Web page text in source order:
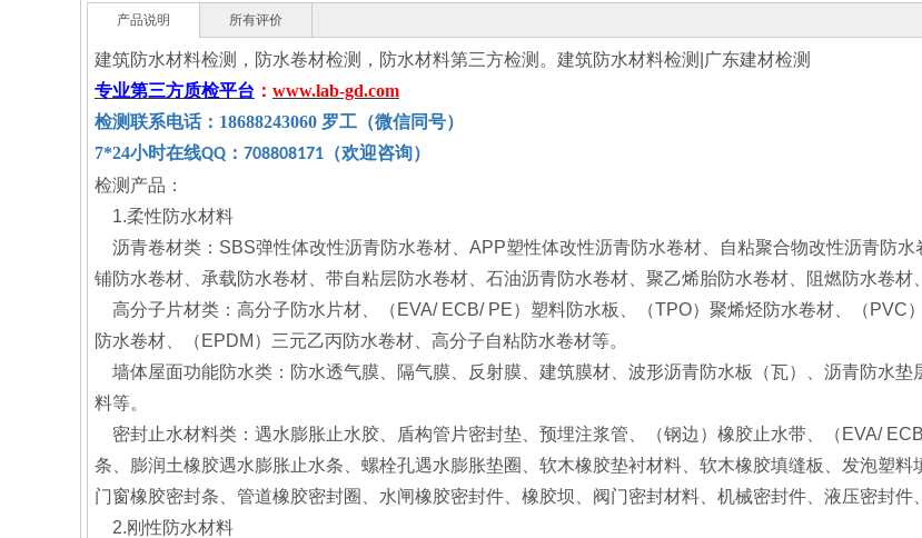
产品说明 所有评价
建筑防水材料检测，防水卷材检测，防水材料第三方检测。建筑防水材料检测|广东建材检测
专业第三方质检平台 ： www.lab-gd.com
检测联系电话： 18688243060 罗工（微信同号）
7*24小时在线QQ ： 708808171 （欢迎咨询）
检测产品：
1.柔性防水材料
沥青卷材类：SBS弹性体改性沥青防水卷材、APP塑性体改性沥青防水卷材、自粘聚合物改性沥青防
铺防水卷材、承载防水卷材、带自粘层防水卷材、石油沥青防水卷材、聚乙烯胎防水卷材、阻燃防水卷材
高分子片材类：高分子防水片材、（EVA/ ECB/ PE）塑料防水板、（TPO）聚烯烃防水卷材、（PVC
防水卷材、（EPDM）三元乙丙防水卷材、高分子自粘防水卷材等。
墙体屋面功能防水类：防水透气膜、隔气膜、反射膜、建筑膜材、波形沥青防水板（瓦）、沥青防水
料等。
密封止水材料类：遇水膨胀止水胶、盾构管片密封垫、预埋注浆管、（钢边）橡胶止水带、（EVA/
条、膨润土橡胶遇水膨胀止水条、螺栓孔遇水膨胀垫圈、软木橡胶垫衬材料、软木橡胶填缝板、发泡塑
门窗橡胶密封条、管道橡胶密封圈、水闸橡胶密封件、橡胶坝、阀门密封材料、机械密封件、液压密封件
2.刚性防水材料